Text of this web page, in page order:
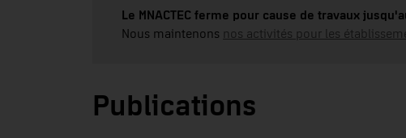
Le MNACTEC ferme pour cause de travaux
Nous maintenons nos activités pour les
Publications